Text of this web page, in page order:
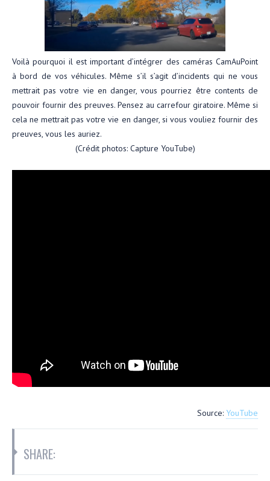
Voilà pourquoi il est important d’intégrer des caméras CamAuPoint
à bord de vos véhicules. Même s’il s’agit d’incidents qui ne vous
mettrait pas votre vie en danger, vous pourriez être contents de
pouvoir fournir des preuves. Pensez au carrefour giratoire. Même si
cela ne mettrait pas votre vie en danger, si vous vouliez fournir des
preuves, vous les auriez.
(Crédit photos: Capture YouTube)
Source: YouTube
SHARE: